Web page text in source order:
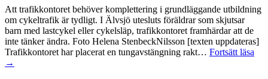
Att trafikkontoret behöver komplettering i grundläggande utbildning
om cykeltrafik är tydligt. I Älvsjö utesluts föräldrar som skjutsar
barn med lastcykel eller cykelsläp, trafikkontoret framhärdar att de
inte tänker ändra. Foto Helena StenbeckNilsson [texten uppdateras]
Trafikkontoret har placerat en tungavstängning rakt… Fortsätt läsa
→